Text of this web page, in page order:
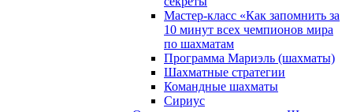
Мастер-класс «Как запомнить за
10 минут всех чемпионов мира
по шахматам
Программа Мариэль (шахматы)
Шахматные стратегии
Командные шахматы
Сириус